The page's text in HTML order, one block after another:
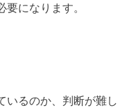
になります。
いるのか、判断が難し